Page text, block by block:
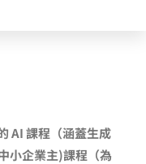
AI 課程（涵蓋生成
小企業主)課程（為